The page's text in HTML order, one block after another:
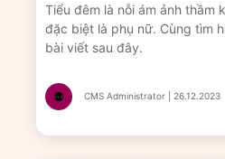
Tiểu đêm là nỗi ám ảnh thầm
đặc biệt là phụ nữ. Cùng tìm
bài viết sau đây.
CMS Administrator | 26.12.2023